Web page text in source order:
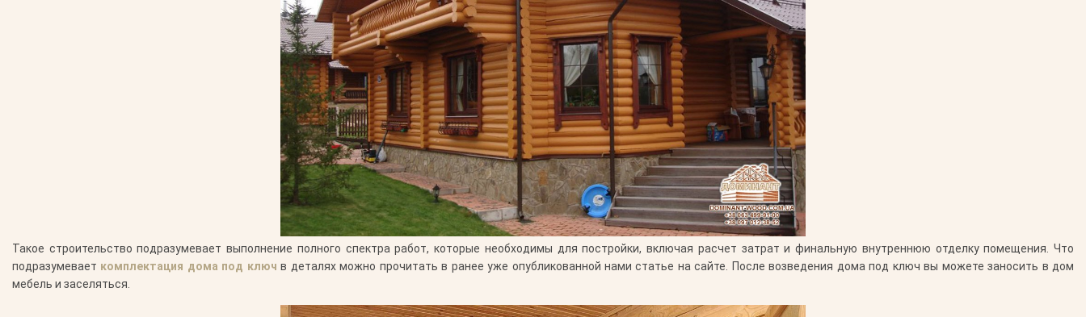
Такое строительство подразумевает выполнение полного спектра работ, которые необходимы для постройки, включая расчет затрат и финальную внутреннюю отделку помещения. Что
подразумевает комплектация дома под ключ в деталях можно прочитать в ранее уже опубликованной нами статье на сайте. После возведения дома под ключ вы можете заносить в дом
мебель и заселяться.